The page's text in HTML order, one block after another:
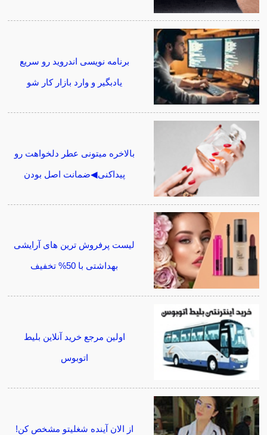
برنامه نویسی اندروید رو سریع
یادبگیر و وارد بازار کار شو
بالاخره میتونی عطر دلخواهت رو
پیداکنی◀ضمانت اصل بودن
لیست پرفروش ترین های آرایشی
بهداشتی با 50% تخفیف
اولین مرجع خرید آنلاین بلیط
اتوبوس
از الان آینده شغلیتو مشخص کن!